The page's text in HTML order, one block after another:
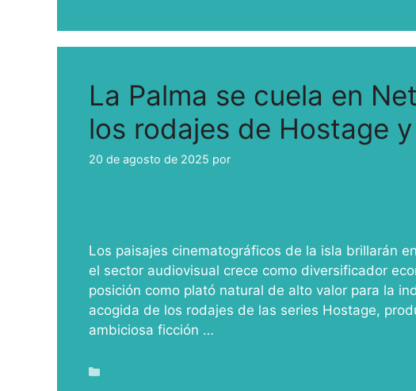
La Palma se cuela en
los rodajes de Hostage
20 de agosto de 2025 por
Los paisajes cinematográficos de la isla brillarán
el sector audiovisual crece como diversificador
posición como plató natural de alto valor para la
acogida de los rodajes de las series Hostage,
ambiciosa ficción …